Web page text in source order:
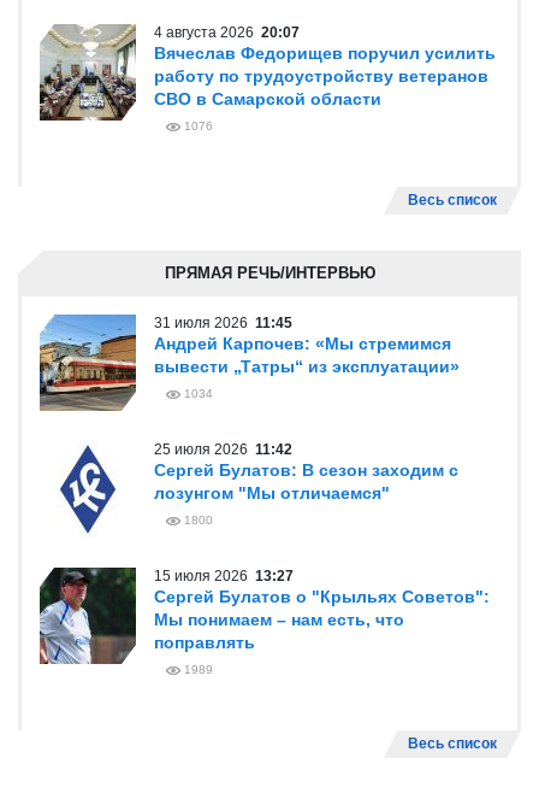
4 августа 2026 20:07
Вячеслав Федорищев поручил усилить
работу по трудоустройству ветеранов
СВО в Самарской области
1076
Весь список
ПРЯМАЯ РЕЧЬ/ИНТЕРВЬЮ
31 июля 2026 11:45
Андрей Карпочев: «Мы стремимся
вывести „Татры“ из эксплуатации»
1034
25 июля 2026 11:42
Сергей Булатов: В сезон заходим с
лозунгом "Мы отличаемся"
1800
15 июля 2026 13:27
Сергей Булатов о "Крыльях Советов":
Мы понимаем – нам есть, что
поправлять
1989
Весь список